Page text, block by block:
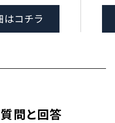
コチラ
問と回答